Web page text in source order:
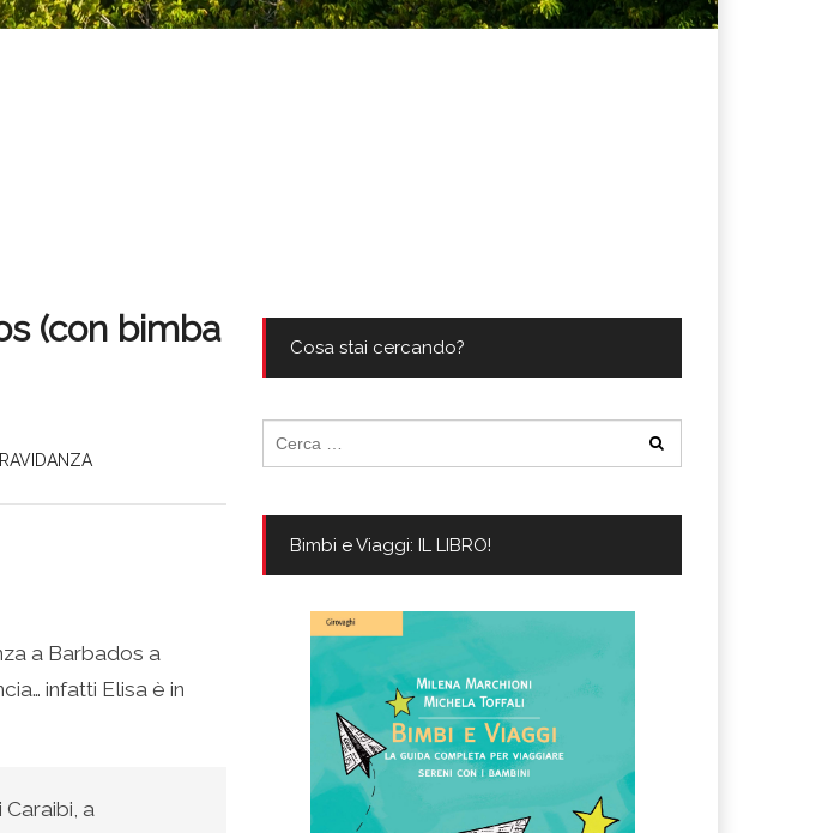
(con bimba
a Barbados a
infatti Elisa è in
a
Cosa stai cercando?
per:
Bimbi e Viaggi: IL LIBRO!